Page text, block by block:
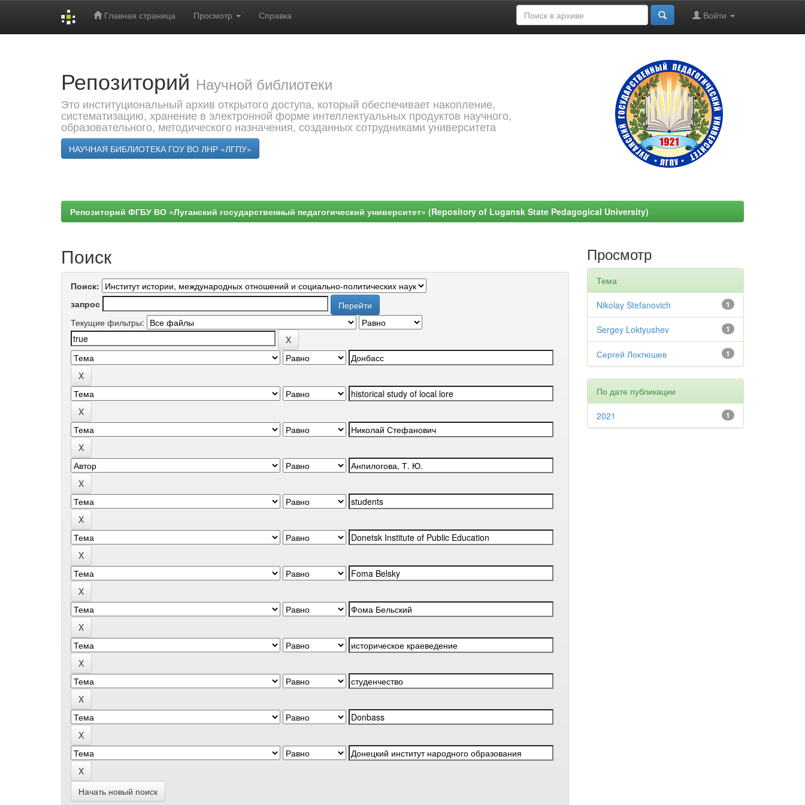
Главная страница Просмотр Справка Войти
Репозиторий Научной библиотеки
Это институциональный архив открытого доступа, который обеспечивает накопление,
систематизацию, хранение в электронной форме интеллектуальных продуктов научного,
образовательного, методического назначения, созданных сотрудниками университета
НАУЧНАЯ БИБЛИОТЕКА ГОУ ВО ЛНР «ЛГПУ»
Репозиторий ФГБУ ВО «Луганский государственный педагогический университет» (Repository of Lugansk State Pedagogical University)
Поиск
Поиск:
запрос
Текущие фильтры:
Начать новый поиск
Просмотр
Тема
1
Nikolay Stefanovich
1
Sergey Loktyushev
1
Сергей Локтюшев
По дате публикации
1
2021